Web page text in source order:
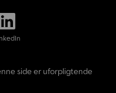
side er uforpligtende